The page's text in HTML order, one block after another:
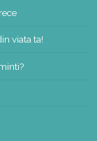
viata ta!